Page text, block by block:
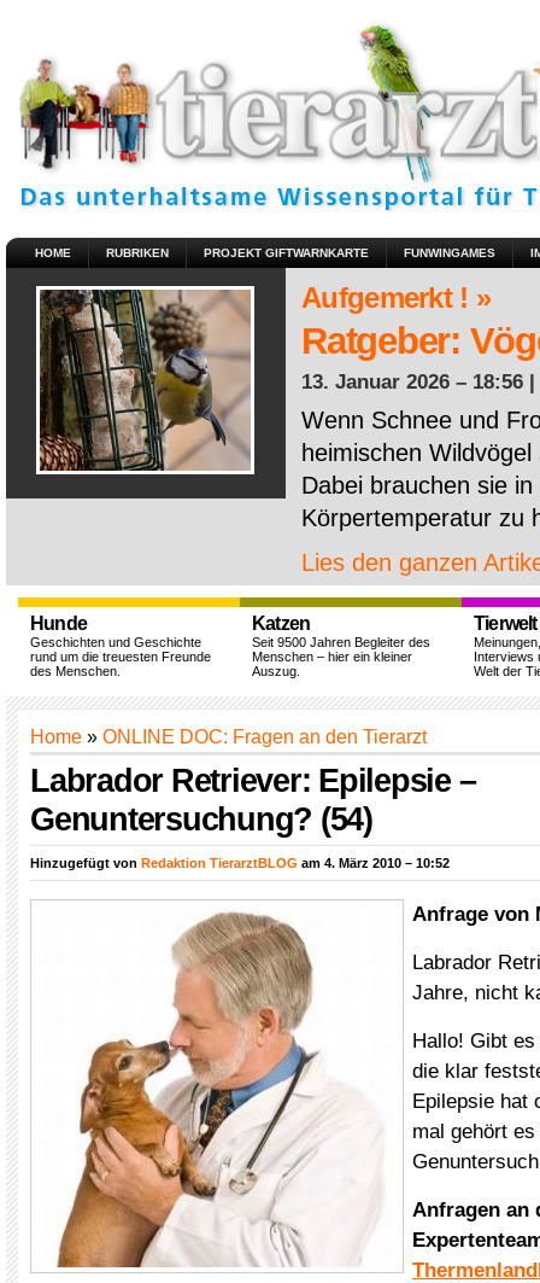
HOME RUBRIKEN PROJEKT GIFTWARNKARTE FUNWINGAMES
Aufgemerkt ! »
Ratgeber:
13. Januar 2026 – 18:56 |
Wenn Schnee und
heimischen
Dabei brauchen sie
Körpertemperatur zu
Lies den ganzen
Hunde
Geschichten und Geschichte
rund um die treuesten Freunde
des Menschen.
Katzen
Seit 9500 Jahren Begleiter des
Menschen – hier ein kleiner
Auszug.
Tierwelt
Interviews
Welt der
Home » ONLINE DOC: Fragen an den Tierarzt
Labrador Retriever: Epilepsie –
Genuntersuchung? (54)
Hinzugefügt von Redaktion TierarztBLOG am 4. März 2010 – 10:52
Anfrage von
Labrador
Jahre, nicht
Hallo! Gibt
die klar
Epilepsie hat
mal gehört
Anfragen an